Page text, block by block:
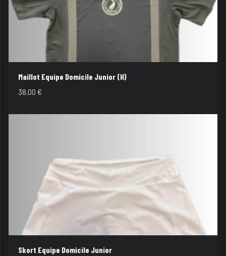
Maillot Equipe Domicile Junior (H)
38,00€
Skort Equipe Domicile Junior